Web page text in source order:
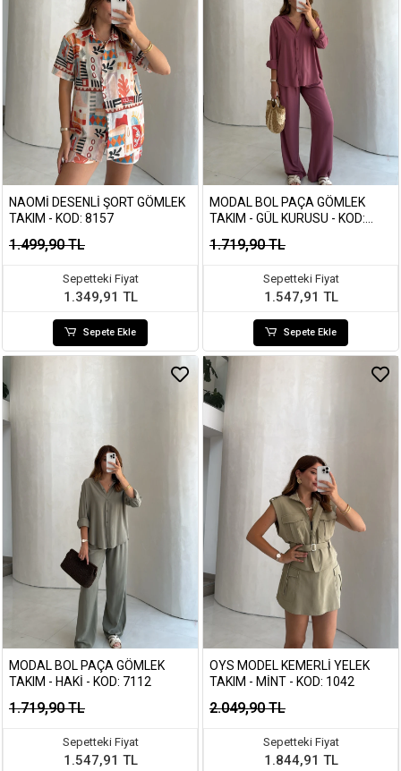
NAOMI DESENLI ŞORT GÖMLEK
TAKIM - KOD: 8157
1.499,90 TL
Sepetteki Fiyat
1.349,91 TL
Sepete Ekle
MODAL BOL PAÇA GÖMLEK
TAKIM - GÜL KURUSU - KOD:
1.719,90 TL
Sepetteki Fiyat
1.547,91 TL
Sepete Ekle
MODAL BOL PAÇA GÖMLEK
TAKIM - HAKI - KOD: 7112
1.719,90 TL
Sepetteki Fiyat
1.547,91 TL
OYS MODEL KEMERLI YELEK
TAKIM - MINT - KOD: 1042
2.049,90 TL
Sepetteki Fiyat
1.844,91 TL